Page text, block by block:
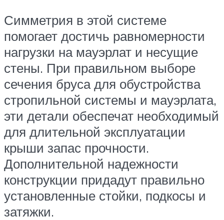
Симметрия в этой системе
помогает достичь равномерности
нагрузки на мауэрлат и несущие
стены. При правильном выборе
сечения бруса для обустройства
стропильной системы и мауэрлата,
эти детали обеспечат необходимый
для длительной эксплуатации
крыши запас прочности.
Дополнительной надежности
конструкции придадут правильно
установленные стойки, подкосы и
затяжки.